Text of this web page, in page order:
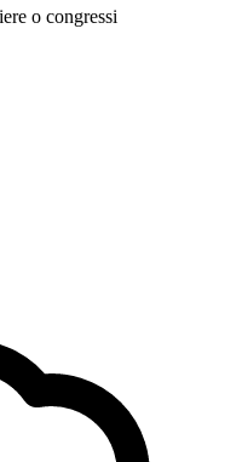
o congressi